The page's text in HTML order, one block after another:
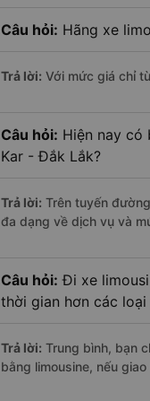
Câu hỏi: Hãng xe
Trả lời: Với mức giá chỉ
Câu hỏi: Hiện nay có
Kar - Đắk Lắk?
Trả lời: Trên tuyến
đa dạng về dịch vụ và
Câu hỏi: Đi xe
thời gian hơn các
Trả lời: Trung bình, bạn
bằng limousine, nếu